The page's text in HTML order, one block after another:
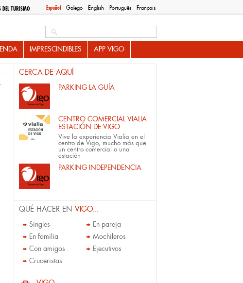
Español Galego English Português Français
DEL TURISMO
IMPRESCINDIBLES APP VIGO
CERCA DE AQUÍ
PARKING LA GUÍA
CENTRO COMERCIAL VIALIA
ESTACIÓN DE VIGO
Vive la experiencia Vialia en el
centro de Vigo, mucho más que
un centro comercial o una
estación
PARKING INDEPENDENCIA
QUÉ HACER EN VIGO...
Singles
En pareja
En familia
Mochileros
Con amigos
Ejecutivos
Cruceristas